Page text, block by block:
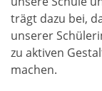
trägt dazu bei,
unserer
zu aktiven
machen.